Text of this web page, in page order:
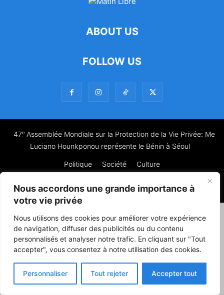
Nous accordons une grande importance à
votre vie privée
Nous utilisons des cookies pour améliorer votre expérience
de navigation, diffuser des publicités ou du contenu
personnalisés et analyser notre trafic. En cliquant sur "Tout
accepter", vous consentez à notre utilisation des cookies.
Personnaliser Tout rejeter Accepter tout
ABOUT US
FOLLOW US
47ᵉ Assemblée Mondiale sur la Protection de la Vie Privée: Me
Luciano Hounkponou représente le Bénin à Séoul
Politique Société Culture
© Powered by digitXplus Francophone